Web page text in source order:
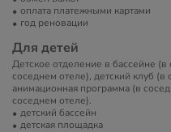
оплата платежными картами
год реновации
Для детей
Детское отделение в бассейне
соседнем отеле), детский клуб (в
анимационная программа (в
соседнем отеле).
детский бассейн
детская площадка